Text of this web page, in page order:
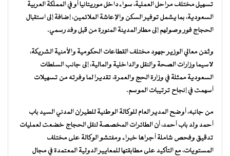
تسهيل مختلف مراحل العملية، سواء داخل موريتانيا أو في المملكة العربية
السعودية، بما يشمل توفير السكن والإعاشة الملائمين، إضافة إلى استقبال
الحجاج فور وصولهم إلى مطار المدينة المنورة من قبل وفد رسمي.
وثمّن معالي الوزير جهود مختلف القطاعات الحكومية والأمنية الشريكة،
لاسيما وزارات الصحة والنقل والداخلية والمالية، إلى جانب السلطات
السعودية ممثلة في وزارة الحج والعمرة، تقديرا لما وفرته من تسهيلات
أسهمت في إنجاح ترتيبات الموسم.
من جانبه، أوضح المدير العام للوكالة الوطنية للطيران المدني السيد باب
أحمد ولد باب أحمد، أن الطائرات المخصصة لنقل الحجاج خضعت لعمليات
تدقيق وفحص شاملة أجراها خبراء ومفتشو الوكالة على مختلف
المستويات، مع التأكيد على مطابقتها للمعايير الدولية المعتمدة في مجال